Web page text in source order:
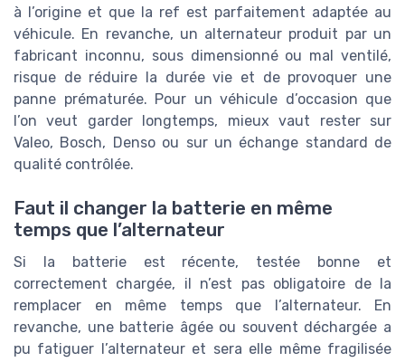
à l’origine et que la ref est parfaitement adaptée au
véhicule. En revanche, un alternateur produit par un
fabricant inconnu, sous dimensionné ou mal ventilé,
risque de réduire la durée vie et de provoquer une
panne prématurée. Pour un véhicule d’occasion que
l’on veut garder longtemps, mieux vaut rester sur
Valeo, Bosch, Denso ou sur un échange standard de
qualité contrôlée.
Faut il changer la batterie en même
temps que l’alternateur
Si la batterie est récente, testée bonne et
correctement chargée, il n’est pas obligatoire de la
remplacer en même temps que l’alternateur. En
revanche, une batterie âgée ou souvent déchargée a
pu fatiguer l’alternateur et sera elle même fragilisée